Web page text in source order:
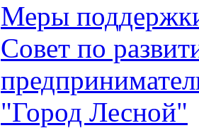
Меры
Совет по
"Город Лесной"